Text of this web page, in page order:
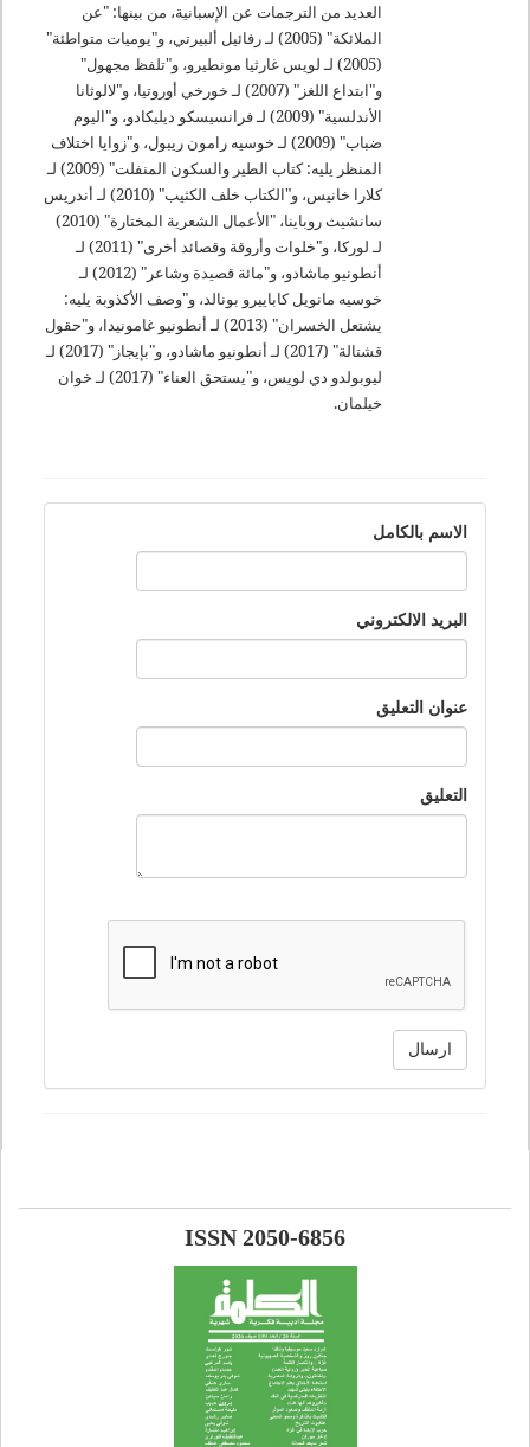
العديد من الترجمات عن الإسبانية، من بينها: "عن
الملائكة" (2005) لـ رفائيل ألبيرتي، و"يوميات متواطئة"
(2005) لـ لويس غارثيا مونطيرو، و"تلفظ مجهول"
و"ابتداع اللغز" (2007) لـ خورخي أوروتيا، و"لالوثانا
الأندلسية" (2009) لـ فرانسيسكو ديليكادو، و"اليوم
ضباب" (2009) لـ خوسيه رامون ريبول، و"زوايا اختلاف
المنظر يليه: كتاب الطير والسكون المنفلت" (2009) لـ
كلارا خانيس، و"الكتاب خلف الكثيب" (2010) لـ أندريس
سانشيث روباينا، "الأعمال الشعرية المختارة" (2010)
لـ لوركا، و"خلوات وأروقة وقصائد أخرى" (2011) لـ
أنطونيو ماشادو، و"مائة قصيدة وشاعر" (2012) لـ
خوسيه مانويل كاباييرو بونالد، و"وصف الأكذوبة يليه:
يشتعل الخسران" (2013) لـ أنطونيو غامونيدا، و"حقول
قشتالة" (2017) لـ أنطونيو ماشادو، و"بإيجاز" (2017) لـ
ليوبولدو دي لويس، و"يستحق العناء" (2017) لـ خوان
خيلمان.
الاسم بالكامل
البريد الالكتروني
عنوان التعليق
التعليق
ارسال
ISSN 2050-6856